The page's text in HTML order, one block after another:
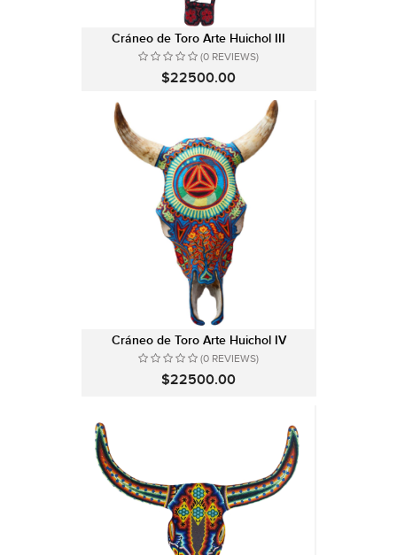
Cráneo de Toro Arte Huichol III
(0 REVIEWS)
$22500.00
Cráneo de Toro Arte Huichol IV
(0 REVIEWS)
$22500.00